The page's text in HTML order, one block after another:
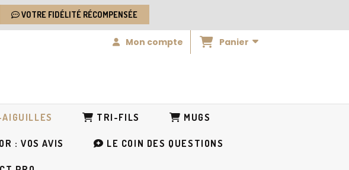
VOTRE FIDÉLITÉ RÉCOMPENSÉE
Mon compte Panier
TRI-FILS MUGS
: VOS AVIS LE COIN DES QUESTIONS